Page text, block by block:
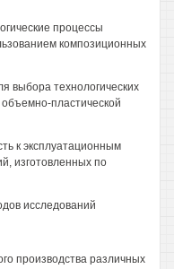
процессы
композиционных
выбора технологических
пластической
к эксплуатационным
изготовленных по
исследований
производства различных